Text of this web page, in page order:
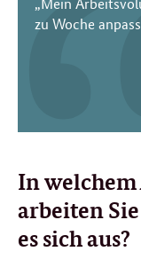
zu Woche
In
arbeiten
es sich aus?